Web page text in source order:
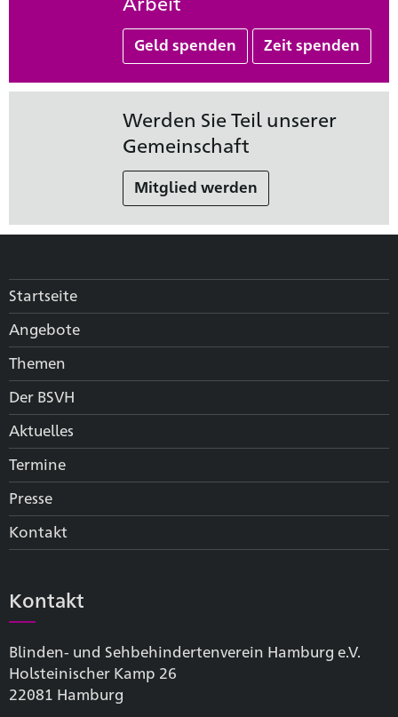
Geld spenden Zeit spenden
Werden Sie Teil unserer
Gemeinschaft
Mitglied werden
Startseite
Angebote
Themen
Der BSVH
Aktuelles
Termine
Presse
Kontakt
Kontakt
Blinden- und Sehbehinderten­verein Hamburg e.V.
Holsteinischer Kamp 26
22081 Hamburg